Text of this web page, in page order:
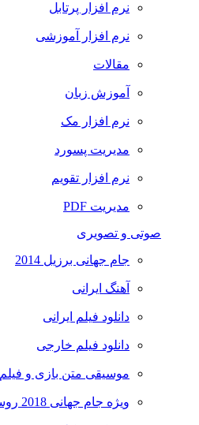
نرم افزار پرتابل
نرم افزار آموزشی
مقالات
آموزش زبان
نرم افزار مک
مدیریت پسورد
نرم افزار تقویم
مدیریت PDF
صوتی و تصویری
جام جهانی برزیل 2014
آهنگ ایرانی
دانلود فیلم ایرانی
دانلود فیلم خارجی
موسیقی متن بازی و فیلم
ویژه جام جهانی 2018 روسیه